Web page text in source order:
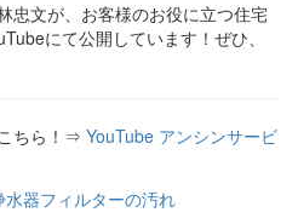
忠文が、お客様のお役に立つ住宅
にて公開しています！ぜひ、
ちら！⇒ YouTube アンシンサービ